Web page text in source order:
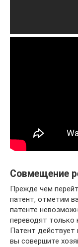
Совмещение
Прежде чем
патент, отметим
патенте
переводят только
Патент действует
вы совершите